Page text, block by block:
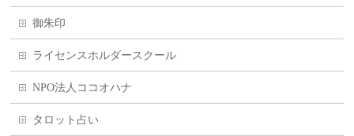
御朱印
ライセンスホルダースクール
NPO法人ココオハナ
タロット占い